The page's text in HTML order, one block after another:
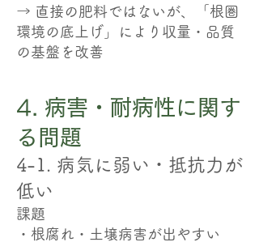
→ 直接の肥料ではないが、「根圏
環境の底上げ」により収量・品質
の基盤を改善
4. 病害・耐病性に関す
る問題
4-1. 病気に弱い・抵抗力が
低い
課題
・根腐れ・土壌病害が出やすい